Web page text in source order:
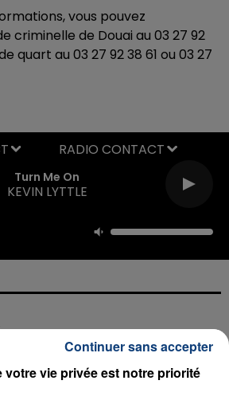
vous pouvez
criminelle de Douai au 03 27 92
quart au 03 27 92 38 61 ou 03 27
Turn Me On
KEVIN LYTTLE
RADIO CONTACT
votre vie privée est notre priorité
Continuer sans accepter